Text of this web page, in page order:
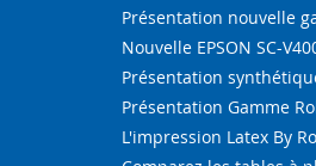
Présentation nouvelle
Nouvelle EPSON SC-
Présentation
Présentation Gamme
L'impression Latex By